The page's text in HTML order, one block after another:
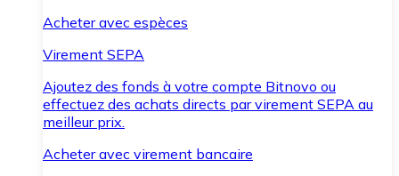
Acheter avec espèces
Virement SEPA
Ajoutez des fonds à votre compte Bitnovo ou
effectuez des achats directs par virement SEPA au
meilleur prix.
Acheter avec virement bancaire